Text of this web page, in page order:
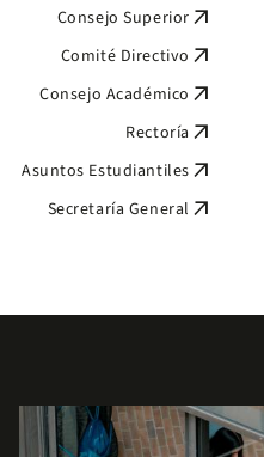
Consejo Superior arrow_outward
Comité Directivo arrow_outward
Consejo Académico arrow_outward
Rectoría arrow_outward
Asuntos Estudiantiles arrow_outward
Secretaría General arrow_outward